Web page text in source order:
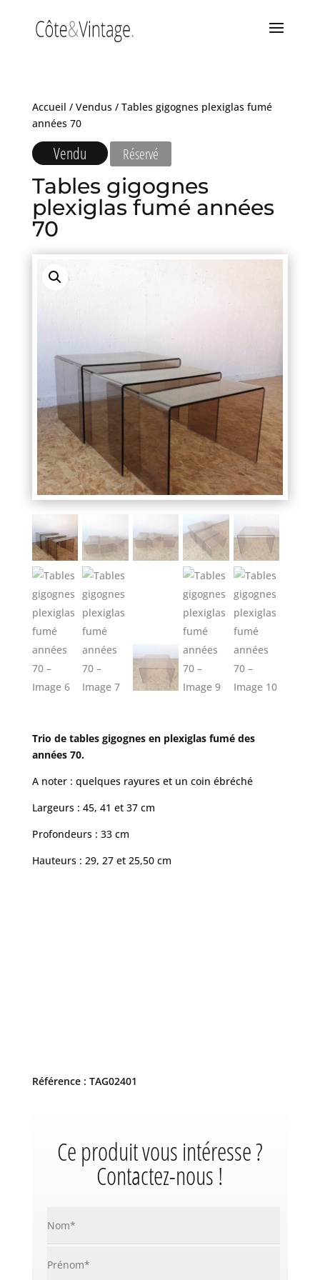
Accueil / Vendus/ Tables gigognes plexiglas fumé
années 70
Vendu Réservé
Tables gigognes
plexiglas fumé années
70
Trio de tables gigognes en plexiglas fumé des
années 70.
A noter : quelques rayures et un coin ébréché
Largeurs : 45, 41 et 37 cm
Profondeurs : 33 cm
Hauteurs : 29, 27 et 25,50 cm
Référence : TAG02401
Ce produit vous intéresse ?
Contactez-nous !